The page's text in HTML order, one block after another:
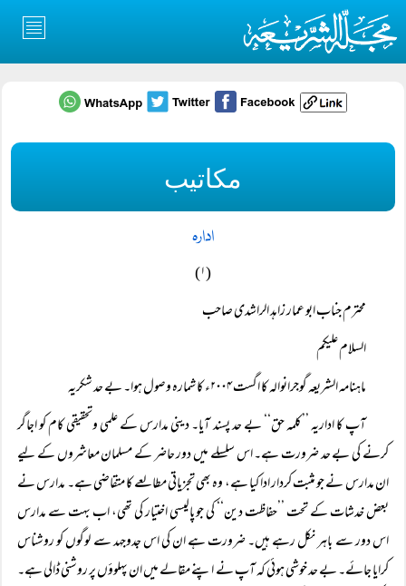
مکاتیب
ادارہ
(۱)
محترم جناب ابو عمار زاہد الراشدی صاحب
السلام علیکم
ماہنامہ الشریعہ گوجرانوالہ کا اگست ۲۰۰۴ء کا شمارہ وصول ہوا۔ بے حد شکریہ
آپ کا اداریہ ’’کلمہ حق‘‘ بے حد پسند آیا۔ دینی مدارس کے علمی وتحقیقی کام کو اجاگر
کرنے کی بے حد ضرورت ہے۔ اس سلسلے میں دور حاضر کے مسلمان معاشروں کے لیے
ان مدارس نے جو مثبت کردار ادا کیا ہے، وہ بھی تجزیاتی مطالعے کا متقاضی ہے۔ مدارس نے
بعض خدشات کے تحت ’’حفاظت دین‘‘ کی جو پالیسی اختیار کی تھی، اب بہت سے مدارس
اس دور سے باہر نکل رہے ہیں۔ ضرورت ہے ان کی اس جدوجہد سے لوگوں کو روشناس
کرایا جائے۔ بے حد خوشی ہوئی کہ آپ نے اپنے مقالے میں ان پہلوؤں پر روشنی ڈالی ہے۔